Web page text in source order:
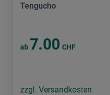
Tengucho
ab 7.00 CHF
zzgl. Versandkosten